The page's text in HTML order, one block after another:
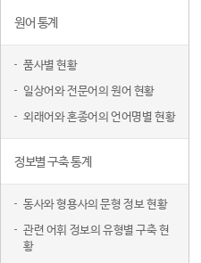
원어 통계
품사별 현황
일상어와 전문어의 원어 현황
외래어와 혼종어의 언어명별 현황
정보별 구축 통계
동사와 형용사의 문형 정보 현황
관련 어휘 정보의 유형별 구축 현
황